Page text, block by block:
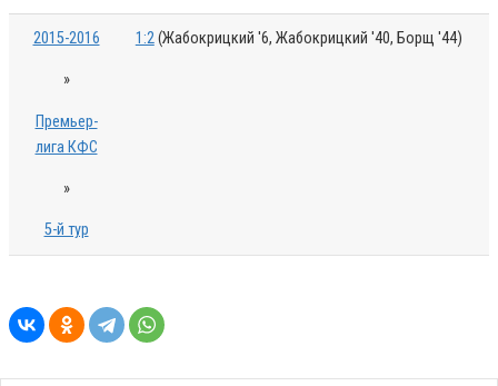
2015-2016
»
Премьер-
лига КФС
»
5-й тур
1:2(Жабокрицкий '6, Жабокрицкий '40, Борщ '44)